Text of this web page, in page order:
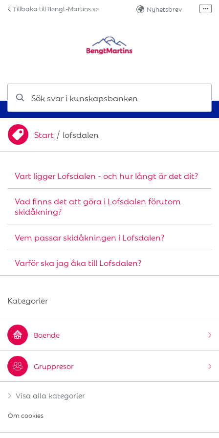
Hoppa till innehåll
Tillbaka till Bengt-Martins.se
Nyhetsbrev
Fler
Du är här:Start / lofsdalen
Vart ligger Lofsdalen - och hur långt är det dit?
Vad finns det att göra i Lofsdalen förutom
skidåkning?
Vem passar skidåkningen i Lofsdalen?
Varför ska jag åka till Lofsdalen?
Kategorier
Boende
Gruppresor
Visa alla kategorier
Om cookies